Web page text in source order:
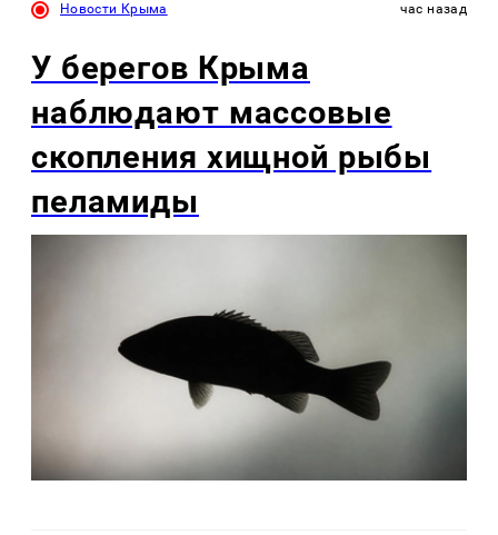
Новости Крыма час назад
У берегов Крыма
наблюдают массовые
скопления хищной рыбы
пеламиды